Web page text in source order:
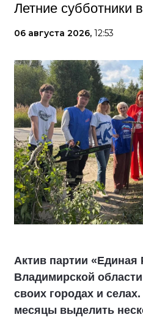
Летние субботники
06 августа 2026, 12:53
Актив партии «Единая
Владимирской
своих городах и
месяцы выделить